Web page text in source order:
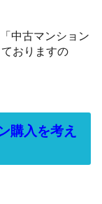
中古マンション
おりますの
購入を考え